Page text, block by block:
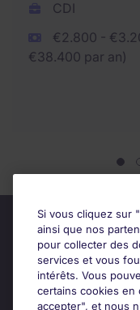
CDI
€2.800 -
€38.400 par an)
Si vous cliquez sur
ainsi que nos
pour collecter des
services et vous
intérêts. Vous
certains cookies en
accepter", et nous